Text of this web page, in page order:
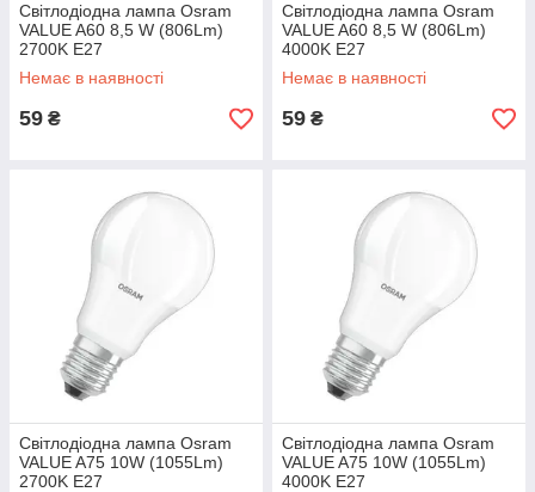
Лінійні моделі Philips, Osram відрізняються високим рівнем
температурних перепадів. Завдяки застосуванню якісних
комплектуючих, забезпечується стабільність світлового
потоку навіть при значних перепадах у мережі.
Лампи світлодіодні Philips, Osram
Більш вживані в побуті світлодіодні лампи вражають
різноманітністю форм і розмірів: «груша», «кулька», «свічка»,
«спіраль», «капсула» і багато іншого. Вироби допомагають
створити комфортні умови для зору за рахунок відсутності
мерехтіння. Компанії Philips, Osram пропонують моделі в
прозорому і матовому склі. Вартість ламп-колб є дуже
вигідною, враховуючи досить тривалий термін експлуатації
виробів.
Світлодіодна лампа Osram
VALUE A60 8,5 W (806Lm)
2700K E27
Немає в наявності
59 ₴
Світлодіодна лампа Osram
VALUE A60 8,5 W (806Lm)
4000K E27
Немає в наявності
59 ₴
Світлодіодна лампа Osram
VALUE A75 10W (1055Lm)
2700K E27
Світлодіодна лампа Osram
VALUE A75 10W (1055Lm)
4000K E27